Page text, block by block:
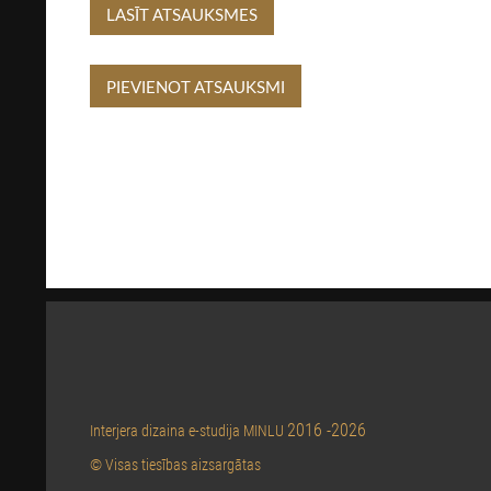
LASĪT ATSAUKSMES
PIEVIENOT ATSAUKSMI
Interjera dizaina e-studija MINLU 2016 -2026
© Visas tiesības aizsargātas